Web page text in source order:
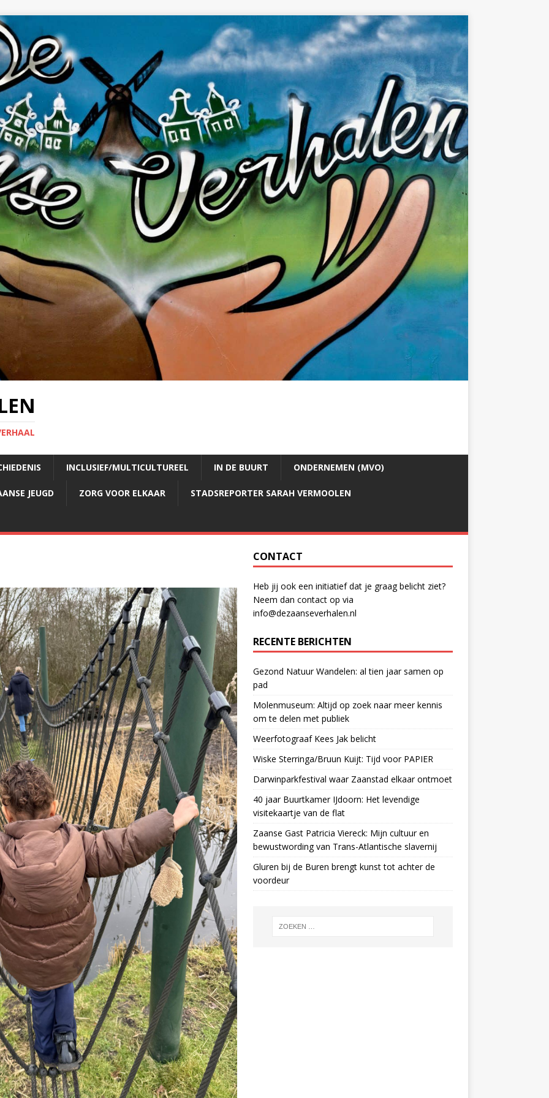
INCLUSIEF/MULTICULTUREEL IN DE BUURT ONDERNEMEN (MVO)
JEUGD ZORG VOOR ELKAAR STADSREPORTER SARAH VERMOOLEN
CONTACT
Heb jij ook een initiatief dat je graag belicht ziet?
Neem dan contact op via
info@dezaanseverhalen.nl
RECENTE BERICHTEN
Gezond Natuur Wandelen: al tien jaar samen op
pad
Molenmuseum: Altijd op zoek naar meer kennis
om te delen met publiek
Weerfotograaf Kees Jak belicht
Wiske Sterringa/Bruun Kuijt: Tijd voor PAPIER
Darwinparkfestival waar Zaanstad elkaar ontmoet
40 jaar Buurtkamer IJdoorn: Het levendige
visitekaartje van de flat
Zaanse Gast Patricia Viereck: Mijn cultuur en
bewustwording van Trans-Atlantische slavernij
Gluren bij de Buren brengt kunst tot achter de
voordeur